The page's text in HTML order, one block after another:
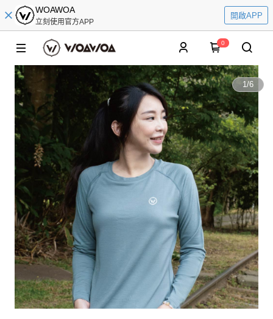
WOAWOA
立刻使用官方APP
開啟APP
0
1/6